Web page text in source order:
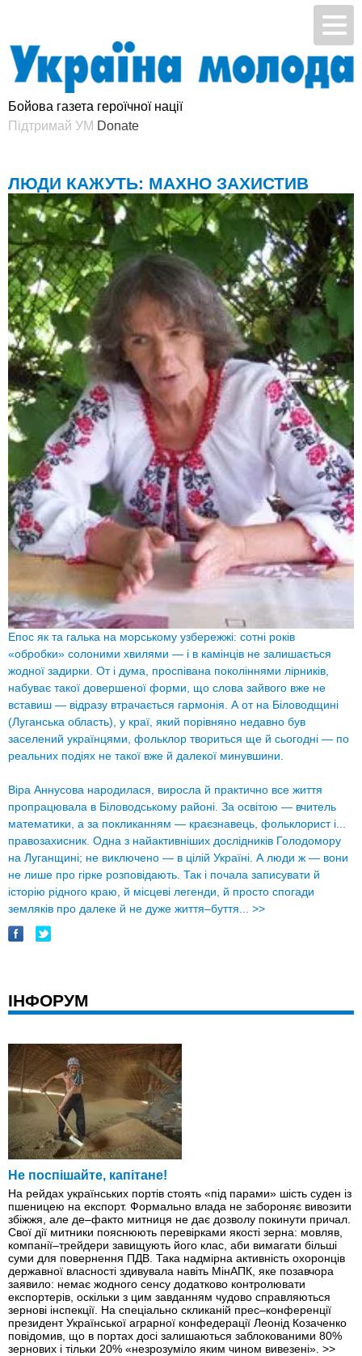
Бойова газета героїчної нації
Підтримай УМ
ЛЮДИ КАЖУТЬ: МАХНО ЗАХИСТИВ
Епос як та галька на морському узбережжі: сотні років
«обробки» солоними хвилями — і в камінців не залишається
жодної задирки. От і дума, проспівана поколіннями лірників,
набуває такої довершеної форми, що слова зайвого вже не
вставиш — відразу втрачається гармонія. А от на Біловодщині
(Луганська область), у краї, який порiвняно недавно був
заселений українцями, фольклор твориться ще й сьогодні — по
реальних подіях не такої вже й далекої минувшини.
Віра Аннусова народилася, виросла й практично все життя
пропрацювала в Біловодському районі. За освітою — вчитель
математики, а за покликанням — краєзнавець, фольклорист і...
правозахисник. Одна з найактивніших дослідників Голодомору
на Луганщині; не виключено — в цілій Україні. А люди ж — вони
не лише про гірке розповідають. Так і почала записувати й
історію рідного краю, й місцеві легенди, й просто спогади
земляків про далеке й не дуже життя–буття... >>
ІНФОРУМ
Не поспішайте, капітане!
На рейдах українських портів стоять «під парами» шість суден iз
пшеницею на експорт. Формально влада не забороняє вивозити
збіжжя, але де–факто митниця не дає дозволу покинути причал.
Свої дії митники пояснюють перевірками якості зерна: мовляв,
компанії–трейдери завищують його клас, аби вимагати більші
суми для повернення ПДВ. Така надмірна активність охоронців
державної власності здивувала навіть МінАПК, яке позавчора
заявило: немає жодного сенсу додатково контролювати
експортерів, оскільки з цим завданням чудово справляються
зернові інспекції. На спеціально скликаній прес–конференції
президент Української аграрної конфедерації Леонід Козаченко
повідомив, що в портах досі залишаються заблокованими 80%
зернових і тільки 20% «незрозуміло яким чином вивезені». >>